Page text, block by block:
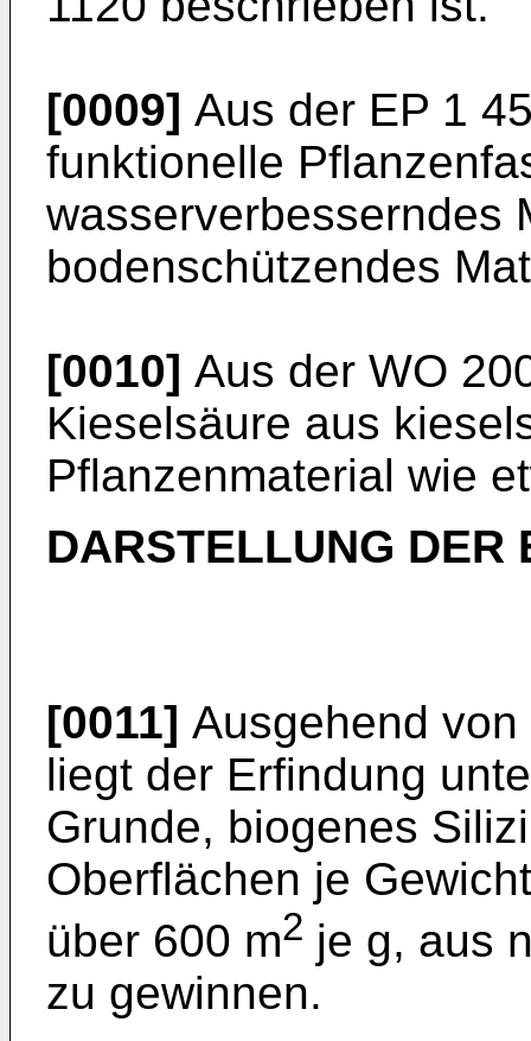
[0009] Aus der EP 1
funktionelle
wasserverbesserndes
bodenschützendes
[0010] Aus der WO
Kieselsäure aus
Pflanzenmaterial wie
DARSTELLUNG DER
[0011] Ausgehend
liegt der Erfindung
Grunde, biogenes
Oberflächen je
über 600 m2 je g, aus
zu gewinnen.